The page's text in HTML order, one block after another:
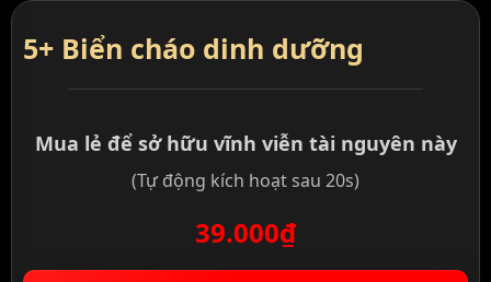
5+ Biển cháo dinh dưỡng
Mua lẻ để sở hữu vĩnh viễn tài nguyên này
(Tự động kích hoạt sau 20s)
39.000₫